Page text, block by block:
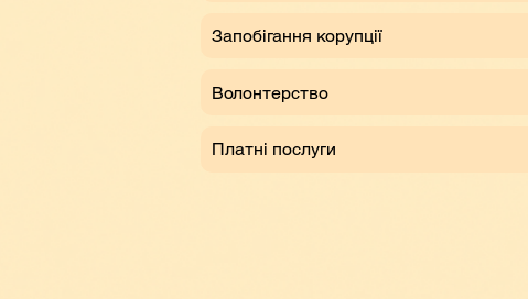
Запобігання корупції
Волонтерство
Платні послуги